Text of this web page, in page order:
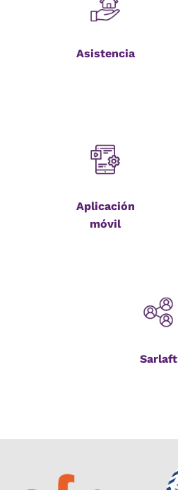
Asistencia
Aplicación
móvil
Sarlaft